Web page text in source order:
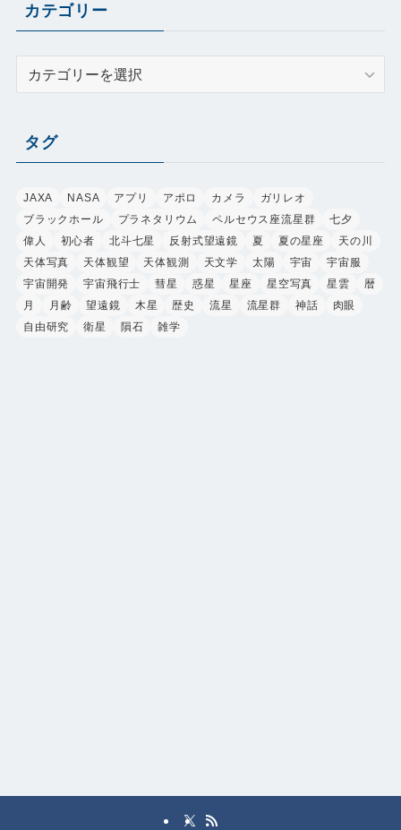
カテゴリー
ー
タグ
JAXA NASA アプリ アポロ カメラ
ガリレオ
ブラックホール
プラネタリウム ペルセウス座流星群
七夕
偉人
初心者 北斗七星 反射式望遠鏡 夏 夏の星座
天の川
天体写真
天体観望 天体観測 天文学 太陽 宇宙
宇宙服
宇宙開発
宇宙飛行士 彗星 惑星 星座 星空写真 星雲
暦
月
月齢 望遠鏡 木星 歴史 流星 流星群 神話
肉眼
自由研究
衛星 隕石 雑学